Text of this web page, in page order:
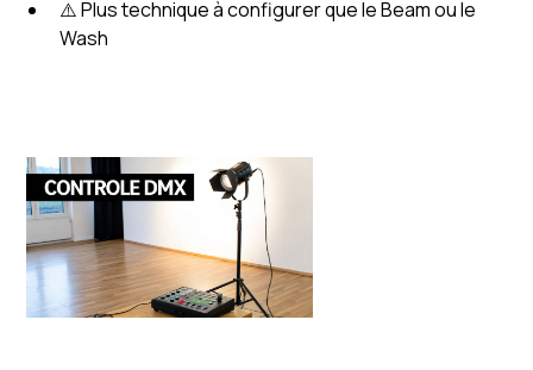
⚠️ Plus technique à configurer que le Beam ou le
Wash